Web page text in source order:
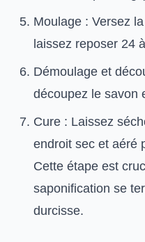
Moulage : Versez
laissez reposer 24
Démoulage et
découpez le savon
Cure : Laissez
endroit sec et aéré
Cette étape est
saponification se
durcisse.